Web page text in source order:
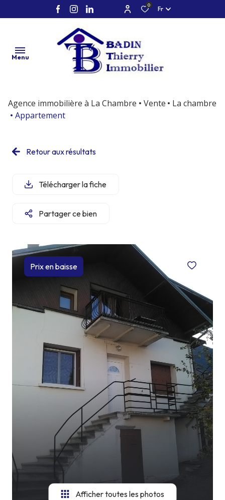
0
Fr
Menu
accueil
location
de biens /
viager
actualités
contact
Agence immobilière à La Chambre Vente
La chambre
Appartement
Retour aux résultats
Télécharger la fiche
Partager ce bien
Prix en baisse
Afficher toutes les photos